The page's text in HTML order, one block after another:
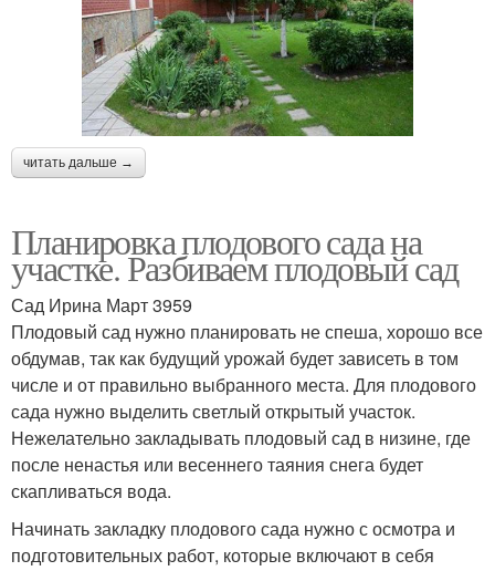
читать дальше →
Планировка плодового сада на
участке. Разбиваем плодовый сад
Сад Ирина Март 3959
Плодовый сад нужно планировать не спеша, хорошо все
обдумав, так как будущий урожай будет зависеть в том
числе и от правильно выбранного места. Для плодового
сада нужно выделить светлый открытый участок.
Нежелательно закладывать плодовый сад в низине, где
после ненастья или весеннего таяния снега будет
скапливаться вода.
Начинать закладку плодового сада нужно с осмотра и
подготовительных работ, которые включают в себя